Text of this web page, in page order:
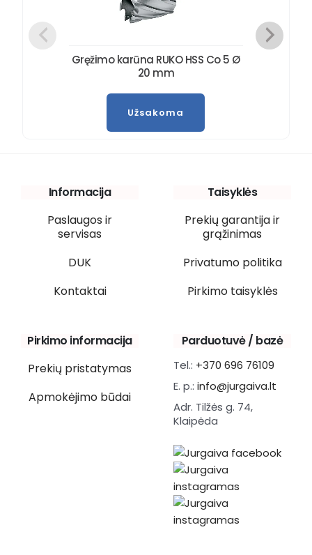
Gręžimo karūna RUKO HSS Co 5 Ø
20 mm
Užsakoma
Informacija
Paslaugos ir
servisas
DUK
Kontaktai
Taisyklės
Prekių garantija ir
grąžinimas
Privatumo politika
Pirkimo taisyklės
Pirkimo informacija
Prekių pristatymas
Apmokėjimo būdai
Parduotuvė / bazė
Tel.: +370 696 76109
E. p.: info@jurgaiva.lt
Adr. Tilžės g. 74,
Klaipėda